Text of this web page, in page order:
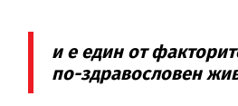
и е един от
по-здравословен